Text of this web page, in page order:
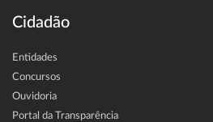
Cidadão
Entidades
Concursos
Ouvidoria
Portal da Transparência